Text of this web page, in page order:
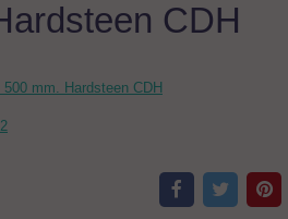
CDH
mm. Hardsteen CDH